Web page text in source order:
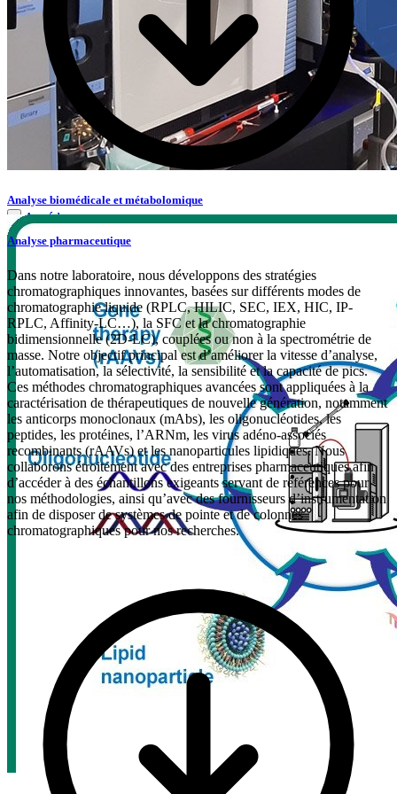
Analyse biomédicale et métabolomique
Serge Rudaz
Professeur ordinaire
Analytical sciencesComputational methods and data analysis
ToxicologyGlobal Pharmacy MetabolomicsBiopharmaceutical
Medicines
Description
Accéder
Accéder
Analyse pharmaceutique
Dans notre laboratoire, nous développons des stratégies
chromatographiques innovantes, basées sur différents modes de
chromatographie liquide (RPLC, HILIC, SEC, IEX, HIC, IP-
RPLC, Affinity-LC…), la SFC et la chromatographie
bidimensionnelle (2D-LC), couplées ou non à la spectrométrie de
masse. Notre objectif principal est d’améliorer la vitesse d’analyse,
l’automatisation, la sélectivité, la sensibilité et la capacité de pics.
Ces méthodes chromatographiques avancées sont appliquées à la
caractérisation de thérapeutiques de nouvelle génération, notamment
les anticorps monoclonaux (mAbs), les oligonucléotides, les
peptides, les protéines, l’ARNm, les virus adéno-associés
recombinants (rAAVs) et les nanoparticules lipidiques. Nous
collaborons étroitement avec des entreprises pharmaceutiques afin
d’accéder à des échantillons exigeants servant de références pour
nos méthodologies, ainsi qu’avec des fournisseurs d’instrumentation
afin de disposer de systèmes de pointe et de colonnes
chromatographiques pour nos recherches.